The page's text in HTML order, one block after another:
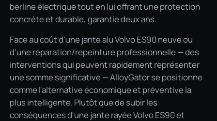
berline électrique tout en lui offrant une protection
concrète et durable, garantie deux ans.
Face au coût d'une jante alu Volvo ES90 neuve ou
d'une réparation/repeinture professionnelle — des
interventions qui peuvent rapidement représenter
une somme significative — AlloyGator se positionne
comme l'alternative économique et préventive la
plus intelligente. Plutôt que de subir les
conséquences d'une jante rayée Volvo ES90 et